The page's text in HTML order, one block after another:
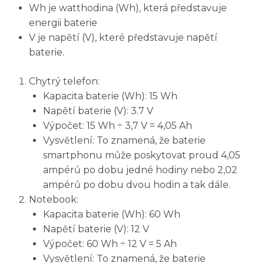
Wh je watthodina (Wh), která představuje
energii baterie
V je napětí (V), které představuje napětí
baterie.
Chytrý telefon:
Kapacita baterie (Wh): 15 Wh
Napětí baterie (V): 3.7 V
Výpočet: 15 Wh ÷ 3,7 V = 4,05 Ah
Vysvětlení: To znamená, že baterie
smartphonu může poskytovat proud 4,05
ampérů po dobu jedné hodiny nebo 2,02
ampérů po dobu dvou hodin a tak dále.
Notebook:
Kapacita baterie (Wh): 60 Wh
Napětí baterie (V): 12 V
Výpočet: 60 Wh ÷ 12 V = 5 Ah
Vysvětlení: To znamená, že baterie